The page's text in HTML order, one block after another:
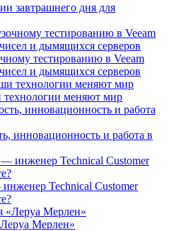
завтрашнего дня для
тестированию в Veeam
и дымящихся серверов
меняют мир
инновационность и работа в
Technical Customer
Мерлен»